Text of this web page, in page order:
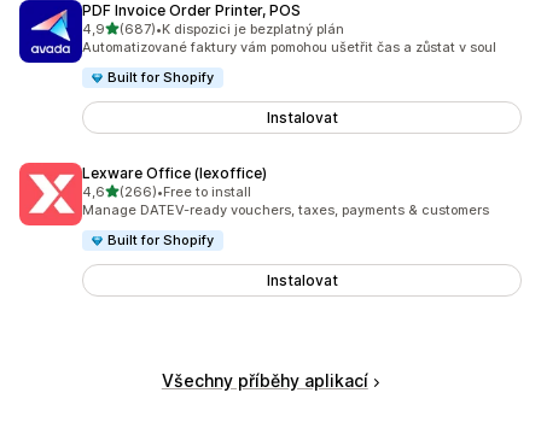
PDF Invoice Order Printer, POS
4,9z 5 hvězd
(687)
Celkový počet recenzí: 687
•K dispozici je bezplatný plán
Automatizované faktury vám pomohou ušetřit čas a zůstat v soul
Built for Shopify
Instalovat
Lexware Office (lexoffice)
4,6z 5 hvězd
(266)
Celkový počet recenzí: 266
•Free to install
Manage DATEV-ready vouchers, taxes, payments & customers
Built for Shopify
Instalovat
Všechny příběhy aplikací